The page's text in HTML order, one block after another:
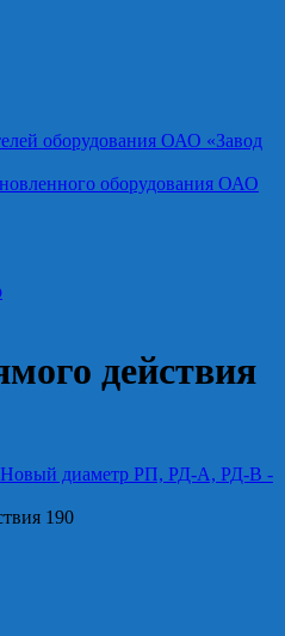
оборудования ОАО «Завод
оборудования ОАО
действия
Новый диаметр РП, РД-А, РД-В -
190